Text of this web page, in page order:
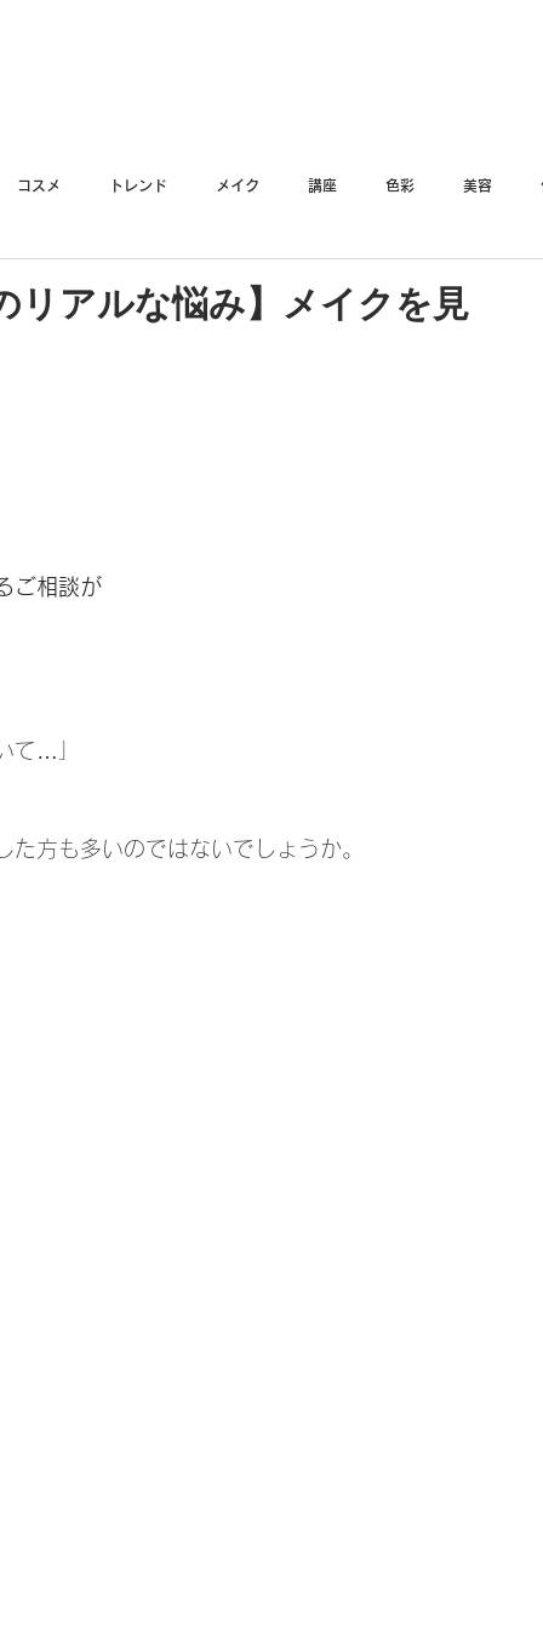
コスメ トレンド メイク 講座 色彩 美容
リアルな悩み】メイクを見
ご相談が
て…」
方も多いのではないでしょうか。